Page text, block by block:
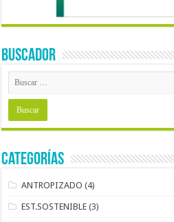
BUSCADOR
Categorías
ANTROPIZADO (4)
EST.SOSTENIBLE (3)